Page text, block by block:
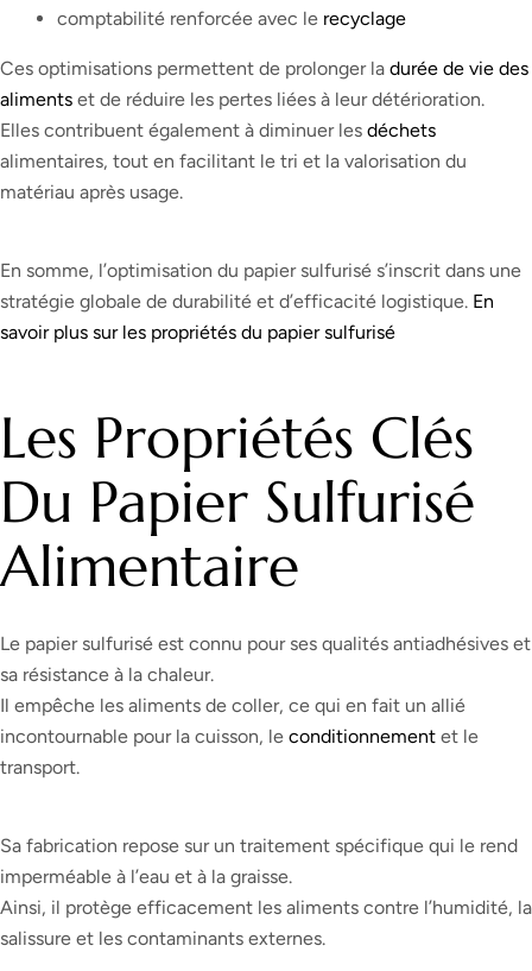
comptabilité renforcée avec le recyclage
Ces optimisations permettent de prolonger la durée de vie des
aliments et de réduire les pertes liées à leur détérioration.
Elles contribuent également à diminuer les déchets
alimentaires, tout en facilitant le tri et la valorisation du
matériau après usage.
En somme, l’optimisation du papier sulfurisé s’inscrit dans une
stratégie globale de durabilité et d’efficacité logistique. En
savoir plus sur les propriétés du papier sulfurisé
Les Propriétés Clés
Du Papier Sulfurisé
Alimentaire
Le papier sulfurisé est connu pour ses qualités antiadhésives et
sa résistance à la chaleur.
Il empêche les aliments de coller, ce qui en fait un allié
incontournable pour la cuisson, le conditionnement et le
transport.
Sa fabrication repose sur un traitement spécifique qui le rend
imperméable à l’eau et à la graisse.
Ainsi, il protège efficacement les aliments contre l’humidité, la
salissure et les contaminants externes.